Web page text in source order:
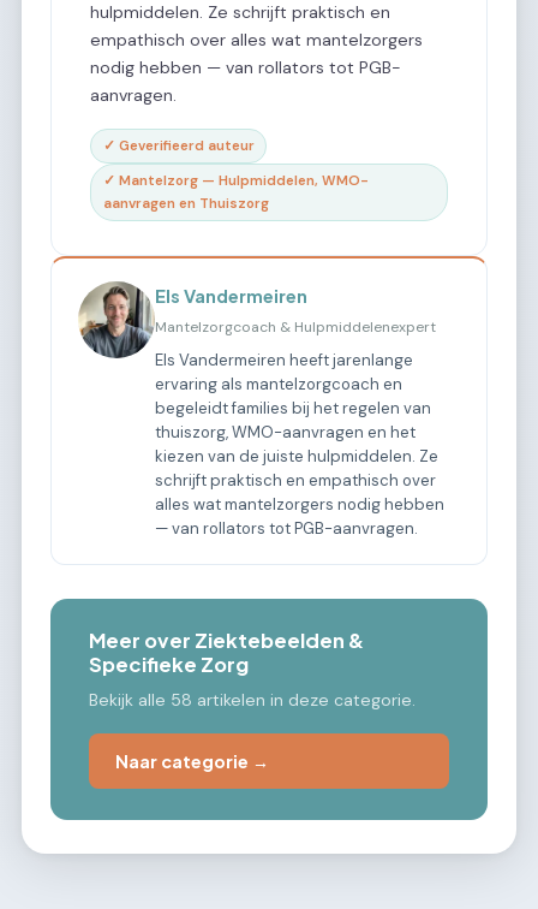
hulpmiddelen. Ze schrijft praktisch en
empathisch over alles wat mantelzorgers
nodig hebben — van rollators tot PGB-
aanvragen.
✓ Geverifieerd auteur
✓ Mantelzorg — Hulpmiddelen, WMO-
aanvragen en Thuiszorg
Els Vandermeiren
Mantelzorgcoach & Hulpmiddelenexpert
Els Vandermeiren heeft jarenlange
ervaring als mantelzorgcoach en
begeleidt families bij het regelen van
thuiszorg, WMO-aanvragen en het
kiezen van de juiste hulpmiddelen. Ze
schrijft praktisch en empathisch over
alles wat mantelzorgers nodig hebben
— van rollators tot PGB-aanvragen.
Meer over Ziektebeelden &
Specifieke Zorg
Bekijk alle 58 artikelen in deze categorie.
Naar categorie →